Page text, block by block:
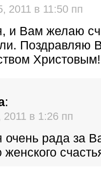
2011 в 11:50 пп
и Вам желаю
Поздравляю
:
в 1:26 пп
очень рада за
женского